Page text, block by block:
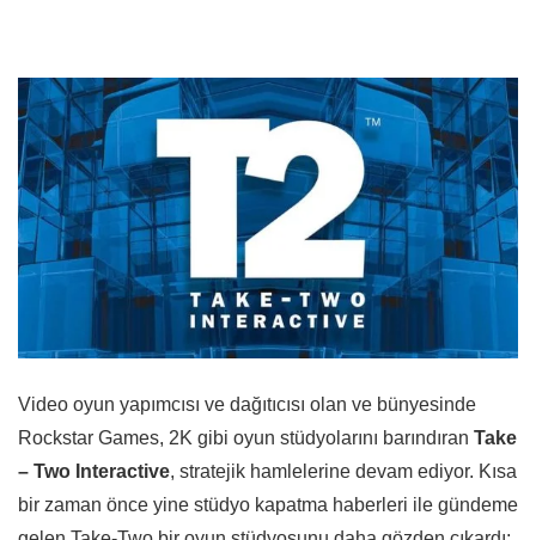
Video oyun yapımcısı ve dağıtıcısı olan ve bünyesinde
Rockstar Games, 2K gibi oyun stüdyolarını barındıran Take
– Two Interactive, stratejik hamlelerine devam ediyor. Kısa
bir zaman önce yine stüdyo kapatma haberleri ile gündeme